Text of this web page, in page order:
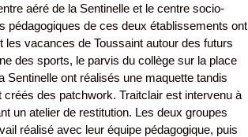
aéré de la Sentinelle et le centre socio-
pédagogiques de ces deux établissements ont
vacances de Toussaint autour des futurs
des sports, le parvis du collège sur la place
Sentinelle ont réalisés une maquette tandis
des patchwork. Traitclair est intervenu à
un atelier de restitution. Les deux groupes
réalisé avec leur équipe pédagogique, puis